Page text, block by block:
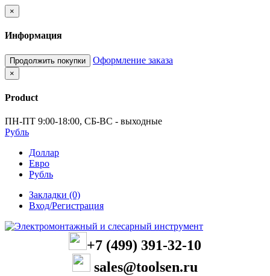
×
Информация
Продолжить покупки Оформление заказа
×
Product
ПН-ПТ 9:00-18:00, СБ-ВС - выходные
Рубль
Доллар
Евро
Рубль
Закладки (0)
Вход/Регистрация
+7 (499) 391-32-10
sales@toolsen.ru